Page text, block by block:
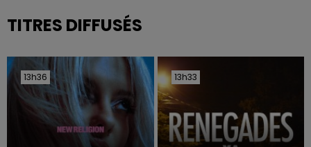
TITRES DIFFUSÉS
13h36
13h36 13h33
13h33